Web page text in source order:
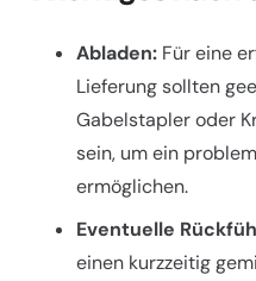
Abladen: Für eine
Lieferung sollten
Gabelstapler oder
sein, um ein
ermöglichen.
Eventuelle
einen kurzzeitig